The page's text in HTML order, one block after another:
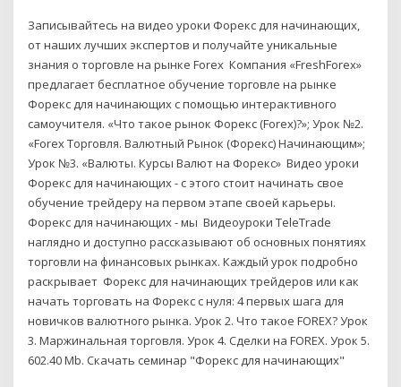
Записывайтесь на видео уроки Форекс для начинающих,
от наших лучших экспертов и получайте уникальные
знания о торговле на рынке Forex Компания «FreshForex»
предлагает бесплатное обучение торговле на рынке
Форекс для начинающих c помощью интерактивного
самоучителя. «Что такое рынок Форекс (Forex)?»; Урок №2.
«Forex Торговля. Валютный Рынок (Форекс) Начинающим»;
Урок №3. «Валюты. Курсы Валют на Форекс» Видео уроки
Форекс для начинающих - с этого стоит начинать свое
обучение трейдеру на первом этапе своей карьеры.
Форекс для начинающих - мы Видеоуроки TeleTrade
наглядно и доступно рассказывают об основных понятиях
торговли на финансовых рынках. Каждый урок подробно
раскрывает Форекс для начинающих трейдеров или как
начать торговать на Форекс с нуля: 4 первых шага для
новичков валютного рынка. Урок 2. Что такое FOREX? Урок
3. Маржинальная торговля. Урок 4. Сделки на FOREX. Урок 5.
602.40 Mb. Скачать семинар "Форекс для начинающих"